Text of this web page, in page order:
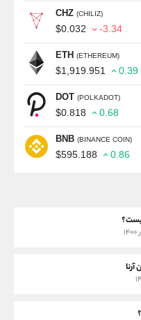
CHZ (CHILIZ)
$0.032 -3.34
ETH (ETHEREUM)
$1,919.951 0.39
DOT (POLKADOT)
$0.818 0.68
BNB (BINANCE COIN)
$595.188 0.86